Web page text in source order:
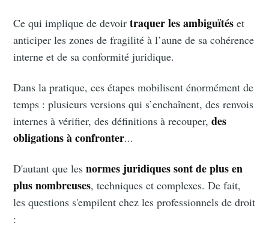
Ce qui implique de devoirtraquer les ambiguïtés et
anticiper les zones de fragilité à l’aune de sa cohérence
interne et de sa conformité juridique.
Dans la pratique, ces étapes mobilisent énormément de
temps : plusieurs versions qui s’enchaînent, des renvois
internes à vérifier, des définitions à recouper,des
obligations à confronter...
D'autant que les normes juridiques sont de plus en
plus nombreuses, techniques et complexes. De fait,
les questions s'empilent chez les professionnels de droit
: